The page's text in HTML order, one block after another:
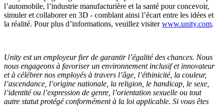
l’automobile, l’industrie manufacturière et la santé pour concevoir,
simuler et collaborer en 3D - comblant ainsi l’écart entre les idées et
la réalité. Pour plus d’informations, veuillez visiterwww.unity.com.
Unity est un employeur fier de garantir l’égalité des chances. Nous
nous engageons à favoriser un environnement inclusif et innovateur
et à célébrer nos employés à travers l’âge, l’éthinicité, la couleur,
l’ascendance, l’origine nationale, la religion, le handicap, le sexe,
l’identité ou l’expression de genre, l’orientation sexuelle ou tout
autre statut protégé conformément à la loi applicable. Si vous êtes